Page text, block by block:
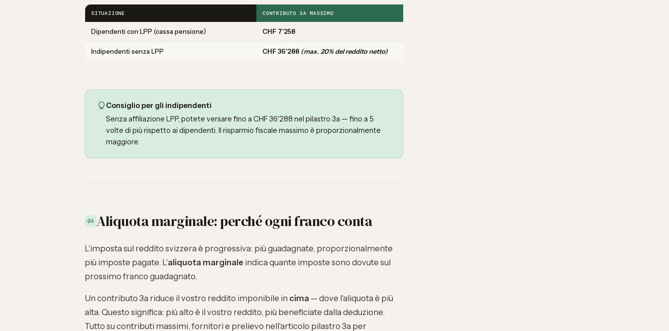
SITUAZIONE CONTRIBUTO 3A MASSIMO
Dipendenti con LPP (cassa pensione) CHF 7'258
Indipendenti senza LPP CHF 36'288 (max. 20% del reddito netto)
Consiglio per gli indipendenti
Senza affiliazione LPP, potete versare fino a CHF 36'288 nel pilastro 3a — fino a 5
volte di più rispetto ai dipendenti. Il risparmio fiscale massimo è proporzionalmente
maggiore.
04 Aliquota marginale: perché ogni franco conta
L'imposta sul reddito svizzera è progressiva: più guadagnate, proporzionalmente
più imposte pagate. L'aliquota marginale indica quante imposte sono dovute sul
prossimo franco guadagnato.
Un contributo 3a riduce il vostro reddito imponibile in cima — dove l'aliquota è più
alta. Questo significa: più alto è il vostro reddito, più beneficiate dalla deduzione.
Tutto su contributi massimi, fornitori e prelievo nell'articolo pilastro 3a per